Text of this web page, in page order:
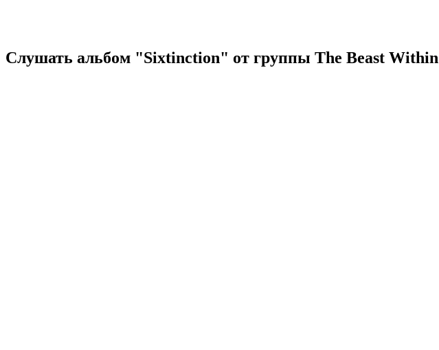
Слушать альбом "Sixtinction" от группы The Beast Within